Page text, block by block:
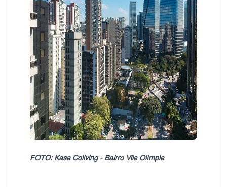
FOTO: Kasa Coliving - Bairro Vila Olímpia